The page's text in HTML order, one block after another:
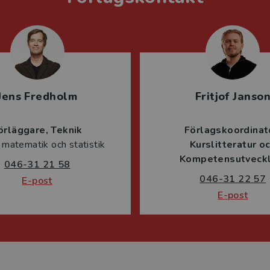
Fredholm
Teknik
matematik och statistik
046-31 21 58
E-post
Fritjof Janson
Kurslitteratur
046-31 22 57
E-post